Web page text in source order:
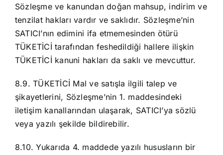
Sözleşme ve kanundan doğan mahsup, indirim ve
tenzilat hakları vardır ve saklıdır. Sözleşme’nin
SATICI’nın edimini ifa etmemesinden ötürü
TÜKETİCİ tarafından feshedildiği hallere ilişkin
TÜKETİCİ kanuni hakları da saklı ve mevcuttur.
8.9. TÜKETİCİ Mal ve satışla ilgili talep ve
şikayetlerini, Sözleşme’nin 1. maddesindeki
iletişim kanallarından ulaşarak, SATICI’ya sözlü
veya yazılı şekilde bildirebilir.
8.10. Yukarıda 4. maddede yazılı hususların bir